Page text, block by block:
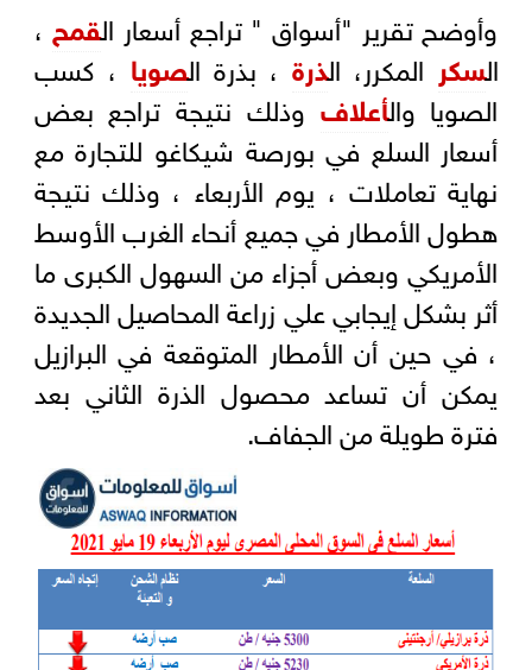
وأوضح تقرير "أسواق " تراجع أسعار القمح،
السكر المكرر، الذرة، بذرة الصويا ، كسب
الصويا والأعلاف وذلك نتيجة تراجع بعض
أسعار السلع في بورصة شيكاغو للتجارة مع
نهاية تعاملات ، يوم الأربعاء ، وذلك نتيجة
هطول الأمطار في جميع أنحاء الغرب الأوسط
الأمريكي وبعض أجزاء من السهول الكبرى ما
أثر بشكل إيجابي علي زراعة المحاصيل الجديدة
، في حين أن الأمطار المتوقعة في البرازيل
يمكن أن تساعد محصول الذرة الثاني بعد
فترة طويلة من الجفاف.